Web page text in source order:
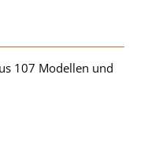
107 Modellen und